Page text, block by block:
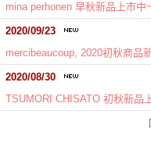
mina perhonen 早秋新品上市中~
2020/09/23
mercibeaucoup, 2020初秋商品
2020/08/30
TSUMORI CHISATO 初秋新品
[